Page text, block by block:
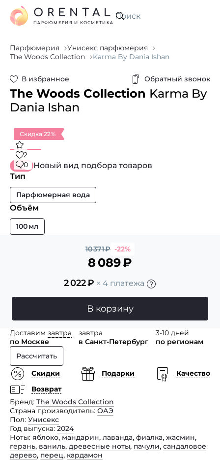
Искать
ORENTAL
ПАРФЮМЕРИЯ И КОСМЕТИКА
Парфюмерия
Унисекс парфюмерия
The Woods Collection
Karma By Dania Ishan
В избранное Обратный звонок
The Woods Collection Karma By
Dania Ishan
Скидка 22%
2
0
Новый вид подбора товаров
Тип
Парфюмерная вода
Объём
100 мл
10 371₽ -22%
8 089₽
2 022₽ × 4 платежа
В корзину
Доставим завтра
по Москве
завтра
в Санкт-Петербург
3-10 дней
по регионам
Рассчитать
Скидки
Подарки
Качество
Возврат
Бренд The Woods Collection
Страна производитель ОАЭ
Пол Унисекс
Год выпуска 2024
Ноты яблоко, мандарин, лаванда, фиалка, жасмин,
герань, ваниль, древесные ноты, пачули, сандаловое
дерево, перец, кардамон